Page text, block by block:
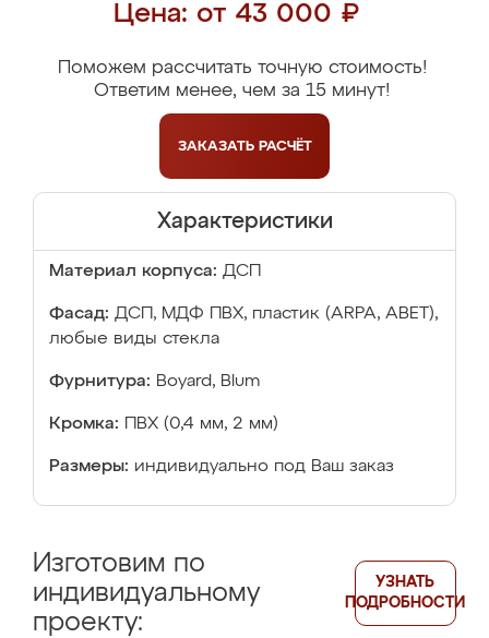
Цена: от 43 000 ₽
Поможем рассчитать точную стоимость!
Ответим менее, чем за 15 минут!
ЗАКАЗАТЬ РАСЧЁТ
Характеристики
Материал корпуса: ДСП
Фасад: ДСП, МДФ ПВХ, пластик (ARPA, ABET),
любые виды стекла
Фурнитура: Boyard, Blum
Кромка: ПВХ (0,4 мм, 2 мм)
Размеры: индивидуально под Ваш заказ
Изготовим по
индивидуальному
проекту:
УЗНАТЬ
ПОДРОБНОСТИ